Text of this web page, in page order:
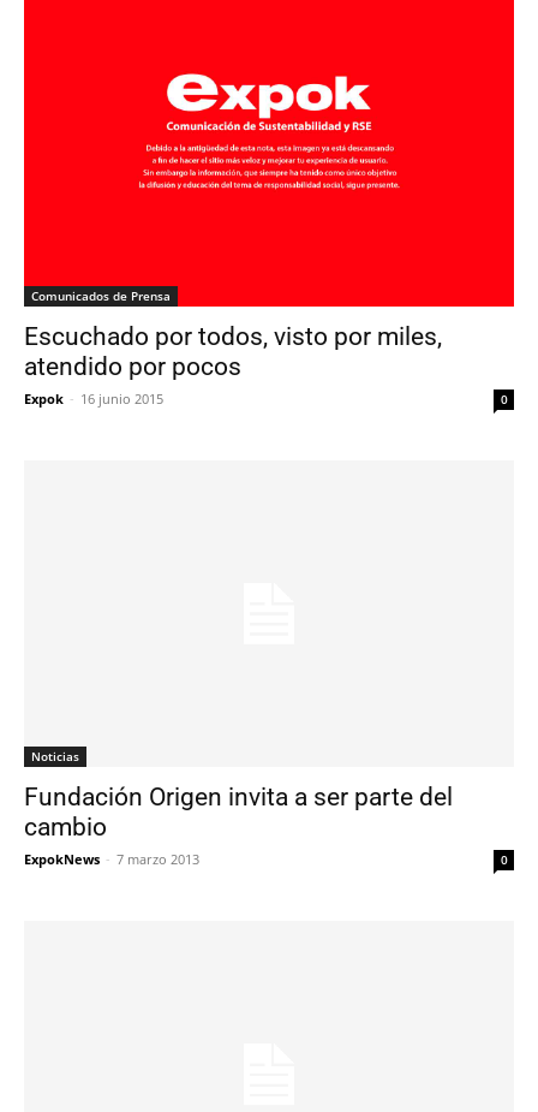
Comunicados de Prensa
Escuchado por todos, visto por miles,
atendido por pocos
Expok - 16 junio 2015 0
Noticias
Fundación Origen invita a ser parte del
cambio
ExpokNews - 7 marzo 2013 0